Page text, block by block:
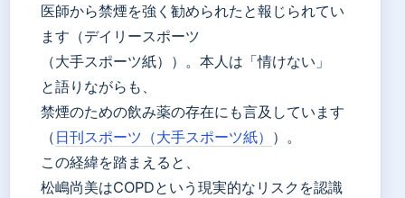
医師から禁煙を強く勧められたと報じられてい
ます（デイリースポーツ
（大手スポーツ紙））。本人は「情けない」
と語りながらも、
禁煙のための飲み薬の存在にも言及しています
（ 日刊スポーツ（大手スポーツ紙） ）。
この経緯を踏まえると、
松嶋尚美はCOPDという現実的なリスクを認識